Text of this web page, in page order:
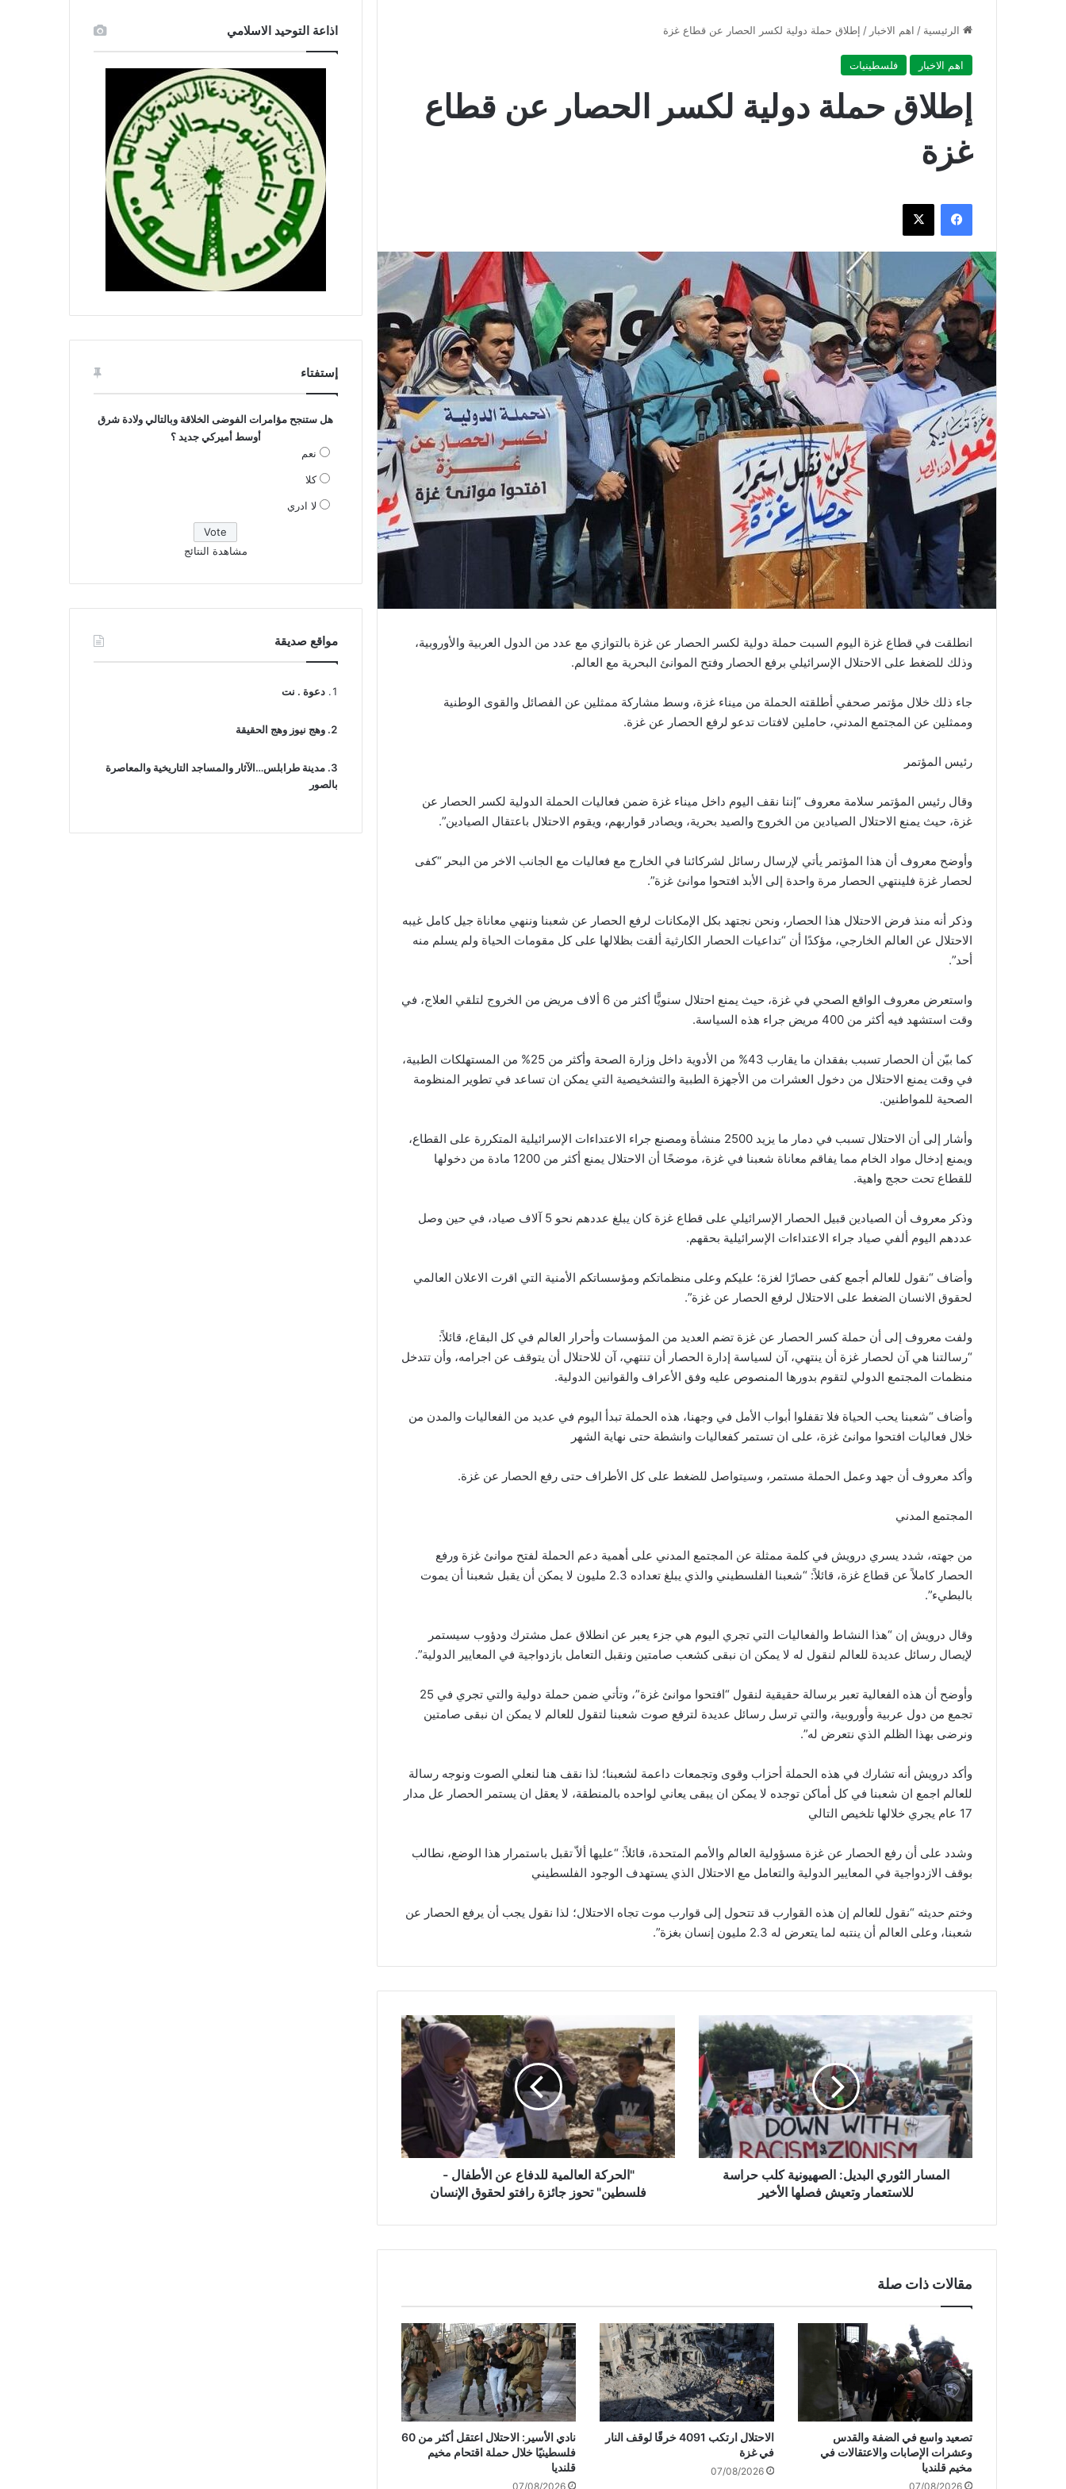
الرئيسية / اهم الاخبار / إطلاق حملة دولية لكسر الحصار عن قطاع غزة
اهم الاخبار فلسطينيات
إطلاق حملة دولية لكسر الحصار عن قطاع
غزة
فيسبوك
انطلقت في قطاع غزة اليوم السبت حملة دولية لكسر الحصار عن غزة بالتوازي مع عدد من الدول العربية والأوروبية،
وذلك للضغط على الاحتلال الإسرائيلي برفع الحصار وفتح الموانئ البحرية مع العالم.
جاء ذلك خلال مؤتمر صحفي أطلقته الحملة من ميناء غزة، وسط مشاركة ممثلين عن الفصائل والقوى الوطنية
وممثلين عن المجتمع المدني، حاملين لافتات تدعو لرفع الحصار عن غزة.
رئيس المؤتمر
وقال رئيس المؤتمر سلامة معروف “إننا نقف اليوم داخل ميناء غزة ضمن فعاليات الحملة الدولية لكسر الحصار عن
غزة، حيث يمنع الاحتلال الصيادين من الخروج والصيد بحرية، ويصادر قواربهم، ويقوم الاحتلال باعتقال الصيادين”.
وأوضح معروف أن هذا المؤتمر يأتي لإرسال رسائل لشركائنا في الخارج مع فعاليات مع الجانب الاخر من البحر “كفى
لحصار غزة فلينتهي الحصار مرة واحدة إلى الأبد افتحوا موانئ غزة”.
وذكر أنه منذ فرض الاحتلال هذا الحصار، ونحن نجتهد بكل الإمكانات لرفع الحصار عن شعبنا وننهي معاناة جيل كامل غيبه
الاحتلال عن العالم الخارجي، مؤكدًا أن “تداعيات الحصار الكارثية ألقت بظلالها على كل مقومات الحياة ولم يسلم منه
أحد”.
واستعرض معروف الواقع الصحي في غزة، حيث يمنع احتلال سنويًّا أكثر من 6 ألاف مريض من الخروج لتلقي العلاج، في
وقت استشهد فيه أكثر من 400 مريض جراء هذه السياسة.
كما بيّن أن الحصار تسبب بفقدان ما يقارب 43% من الأدوية داخل وزارة الصحة وأكثر من 25% من المستهلكات الطبية،
في وقت يمنع الاحتلال من دخول العشرات من الأجهزة الطبية والتشخيصية التي يمكن ان تساعد في تطوير المنظومة
الصحية للمواطنين.
وأشار إلى أن الاحتلال تسبب في دمار ما يزيد 2500 منشأة ومصنع جراء الاعتداءات الإسرائيلية المتكررة على القطاع،
ويمنع إدخال مواد الخام مما يفاقم معاناة شعبنا في غزة، موضحًا أن الاحتلال يمنع أكثر من 1200 مادة من دخولها
للقطاع تحت حجج واهية.
وذكر معروف أن الصيادين قبيل الحصار الإسرائيلي على قطاع غزة كان يبلغ عددهم نحو 5 آلاف صياد، في حين وصل
عددهم اليوم ألفي صياد جراء الاعتداءات الإسرائيلية بحقهم.
وأضاف “نقول للعالم أجمع كفى حصارًا لغزة؛ عليكم وعلى منظماتكم ومؤسساتكم الأمنية التي اقرت الاعلان العالمي
لحقوق الانسان الضغط على الاحتلال لرفع الحصار عن غزة”.
ولفت معروف إلى أن حملة كسر الحصار عن غزة تضم العديد من المؤسسات وأحرار العالم في كل البقاع، قائلاً:
“رسالتنا هي آن لحصار غزة أن ينتهي، آن لسياسة إدارة الحصار أن تنتهي، آن للاحتلال أن يتوقف عن اجرامه، وأن تتدخل
منظمات المجتمع الدولي لتقوم بدورها المنصوص عليه وفق الأعراف والقوانين الدولية.
وأضاف “شعبنا يحب الحياة فلا تقفلوا أبواب الأمل في وجهنا، هذه الحملة تبدأ اليوم في عديد من الفعاليات والمدن من
خلال فعاليات افتحوا موانئ غزة، على ان تستمر كفعاليات وانشطة حتى نهاية الشهر
وأكد معروف أن جهد وعمل الحملة مستمر، وسيتواصل للضغط على كل الأطراف حتى رفع الحصار عن غزة.
المجتمع المدني
من جهته، شدد يسري درويش في كلمة ممثلة عن المجتمع المدني على أهمية دعم الحملة لفتح موانئ غزة ورفع
الحصار كاملاً عن قطاع غزة، قائلاً: “شعبنا الفلسطيني والذي يبلغ تعداده 2.3 مليون لا يمكن أن يقبل شعبنا أن يموت
بالبطيء”.
وقال درويش إن “هذا النشاط والفعاليات التي تجري اليوم هي جزء يعبر عن انطلاق عمل مشترك ودؤوب سيستمر
لإيصال رسائل عديدة للعالم لنقول له لا يمكن ان نبقى كشعب صامتين ونقبل التعامل بازدواجية في المعايير الدولية”.
وأوضح أن هذه الفعالية تعبر برسالة حقيقية لنقول “افتحوا موانئ غزة”، وتأتي ضمن حملة دولية والتي تجري في 25
تجمع من دول عربية وأوروبية، والتي ترسل رسائل عديدة لترفع صوت شعبنا لتقول للعالم لا يمكن ان نبقى صامتين
ونرضى بهذا الظلم الذي نتعرض له”.
وأكد درويش أنه تشارك في هذه الحملة أحزاب وقوى وتجمعات داعمة لشعبنا؛ لذا نقف هنا لنعلي الصوت ونوجه رسالة
للعالم اجمع ان شعبنا في كل أماكن توجده لا يمكن ان يبقى يعاني لواحده بالمنطقة، لا يعقل ان يستمر الحصار عل مدار
17 عام يجري خلالها تلخيص التالي
وشدد على أن رفع الحصار عن غزة مسؤولية العالم والأمم المتحدة، قائلاً: “عليها ألاّ تقبل باستمرار هذا الوضع، نطالب
بوقف الازدواجية في المعايير الدولية والتعامل مع الاحتلال الذي يستهدف الوجود الفلسطيني
وختم حديثه “نقول للعالم إن هذه القوارب قد تتحول إلى قوارب موت تجاه الاحتلال؛ لذا نقول يجب أن يرفع الحصار عن
شعبنا، وعلى العالم أن ينتبه لما يتعرض له 2.3 مليون إنسان بغزة”.
ل
م
س
ا
ا
ل
ث
ا
ي
ل
ص
و
ن
ي
ة
المسار الثوري البديل: الصهيونية كلب حراسة
للاستعمار وتعيش فصلها الأخير
ا
ل
ح
ر
ك
ة
ا
ل
م
د
ف
ا
ع
ع
ن
ا
ل
أ
"الحركة العالمية للدفاع عن الأطفال -
فلسطين" تحوز جائزة رافتو لحقوق الإنسان
مقالات ذات صلة
تصعيد واسع في الضفة والقدس
وعشرات الإصابات والاعتقالات في
مخيم قلنديا
07/08/2026
الاحتلال ارتكب 4091 خرقًا لوقف النار
في غزة
07/08/2026
نادي الأسير: الاحتلال اعتقل أكثر من 60
فلسطينيًا خلال حملة اقتحام مخيم
قلنديا
07/08/2026
اذاعة التوحيد الاسلامي
إستفتاء
هل ستنجح مؤامرات الفوضى الخلاقة وبالتالي ولادة شرق
أوسط أميركي جديد ؟
نعم
كلا
لا ادري
مشاهدة النتائج
مواقع صديقة
دعوة . نت
وهج نيوز وهج الحقيقة
مدينة طرابلس…الآثار والمساجد التاريخية والمعاصرة
بالصور